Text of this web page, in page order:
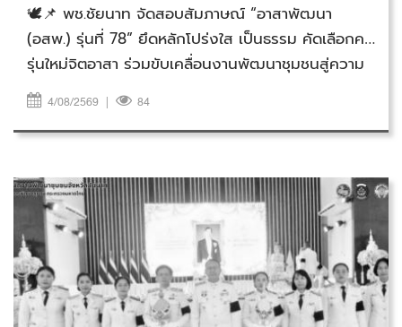
🕊️📌 พช.ชัยนาท จัดสอบสัมภาษณ์ “อาสาพัฒนา
(อสพ.) รุ่นที่ 78” ยึดหลักโปร่งใส เป็นธรรม คัดเลือกคน
รุ่นใหม่จิตอาสา ร่วมขับเคลื่อนงานพัฒนาชุมชนสู่ความ
เข้มแข็ง
4/08/2569 | 84